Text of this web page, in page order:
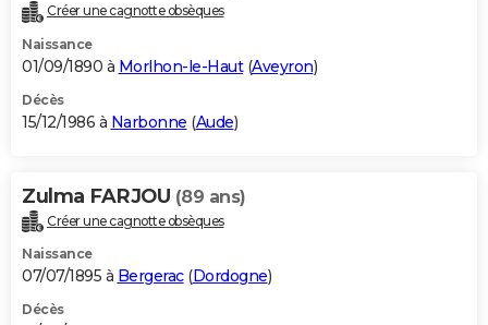
Créer une cagnotte obsèques
Naissance
01/09/1890 à Morlhon-le-Haut(Aveyron)
Décès
15/12/1986 à Narbonne (Aude)
Zulma FARJOU (89 ans)
Créer une cagnotte obsèques
Naissance
07/07/1895 à Bergerac(Dordogne)
Décès